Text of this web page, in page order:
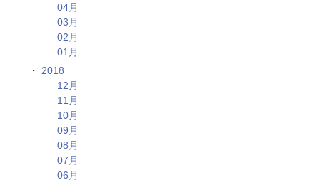
04月
03月
02月
01月
2018
12月
11月
10月
09月
08月
07月
06月